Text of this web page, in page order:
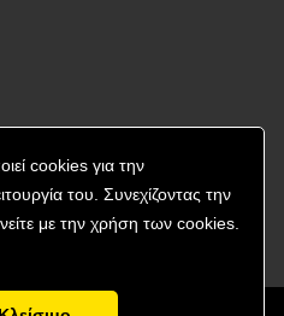
cookies για την
του. Συνεχίζοντας την
με την χρήση των cookies.